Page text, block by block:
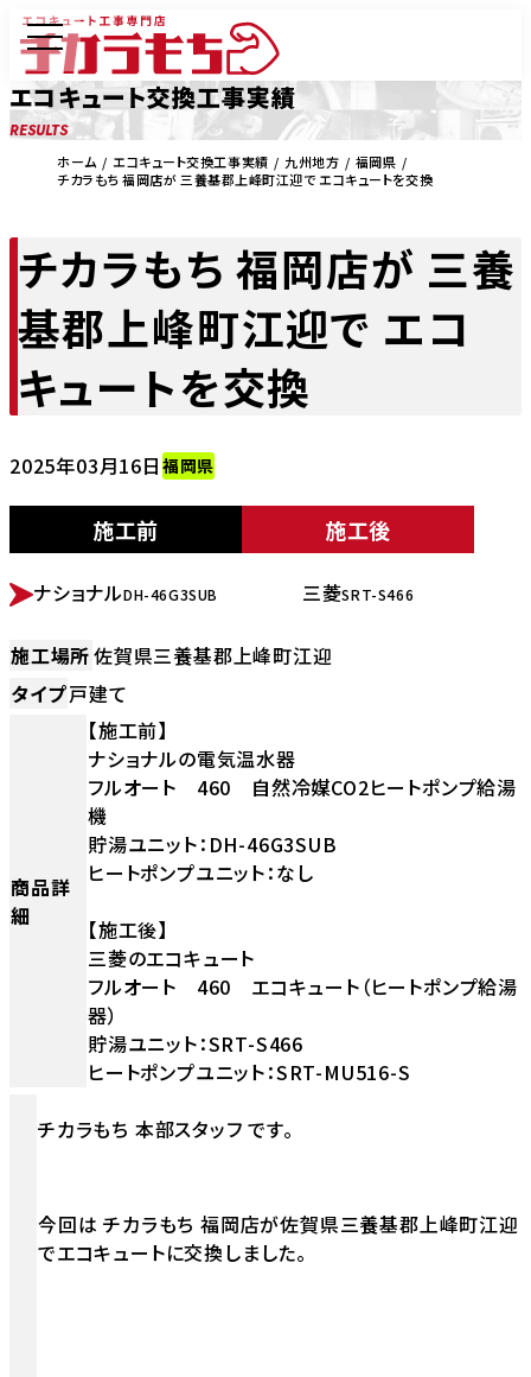
エコキュート交換工事実績
RESULTS
ホーム エコキュート交換工事実績 九州地方
福岡県
チカラもち 福岡店が 三養基郡上峰町江迎で エコキュートを交換
チカラもち 福岡店が 三養
基郡上峰町江迎で エコ
キュートを交換
2025年03月16日 福岡県
施工前
BEFORE
ナショナルDH-46G3SUB
施工後
AFTER
三菱SRT-S466
施工場所佐賀県三養基郡上峰町江迎
タイプ戸建て
商品詳
細
【施工前】
ナショナルの電気温水器
フルオート 460 自然冷媒CO2ヒートポンプ給湯
機
貯湯ユニット：DH-46G3SUB
ヒートポンプユニット：なし
【施工後】
三菱のエコキュート
フルオート 460 エコキュート（ヒートポンプ給湯
器）
貯湯ユニット：SRT-S466
ヒートポンプユニット：SRT-MU516-S
チカラもち 本部スタッフ です。
今回は チカラもち 福岡店が佐賀県三養基郡上峰町江迎
でエコキュートに交換しました。